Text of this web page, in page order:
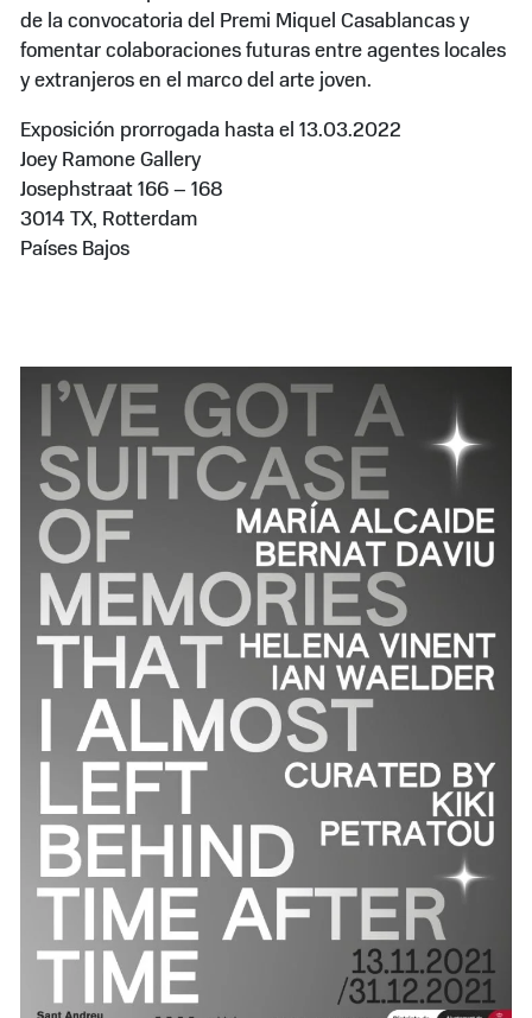
de la convocatoria del Premi Miquel Casablancas y
fomentar colaboraciones futuras entre agentes locales
y extranjeros en el marco del arte joven.
Exposición prorrogada hasta el 13.03.2022
Joey Ramone Gallery
Josephstraat 166 – 168
3014 TX, Rotterdam
Países Bajos